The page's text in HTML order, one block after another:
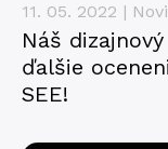
11. 05. 2022 |
Náš
ďalšie
SEE!